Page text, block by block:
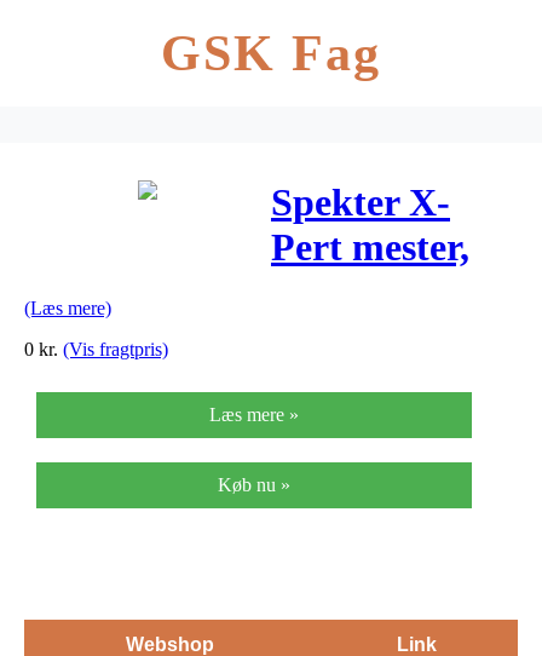
GSK Fag
Spekter X-
Pert mester,
cm
(Læs mere)
0 kr. (Vis fragtpris)
Læs mere »
Køb nu »
Webshop Link